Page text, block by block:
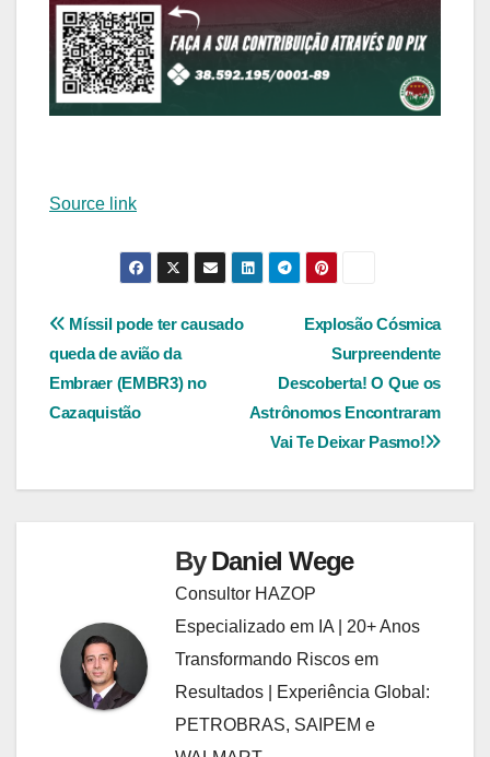
Source link
Navegação
de
Post
Explosão Cósmica
Surpreendente
Descoberta! O Que os
Astrônomos Encontraram
Vai Te Deixar Pasmo!
Míssil pode ter causado
queda de avião da
Embraer (EMBR3) no
Cazaquistão
ByDaniel Wege
Consultor HAZOP
Especializado em IA | 20+ Anos
Transformando Riscos em
Resultados | Experiência Global:
PETROBRAS, SAIPEM e